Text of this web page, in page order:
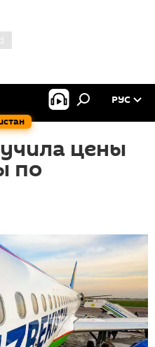
РУС
цены
по